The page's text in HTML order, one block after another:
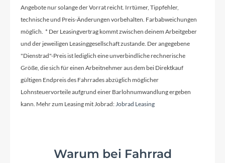
Lenker
Aluminium
Black Matt
Angebote nur solange der Vorrat reicht. Irrtümer, Tippfehler,
technische und Preis-Änderungen vorbehalten. Farbabweichungen
möglich. * Der Leasingvertrag kommt zwischen deinem Arbeitgeber
und der jeweiligen Leasinggesellschaft zustande. Der angegebene
"Dienstrad"-Preis ist lediglich eine unverbindliche rechnerische
Größe, die sich für einen Arbeitnehmer aus dem bei Direktkauf
gültigen Endpreis des Fahrrades abzüglich möglicher
Lohnsteuervorteile aufgrund einer Barlohnumwandlung ergeben
kann. Mehr zum Leasing mit Jobrad:Jobrad Leasing
Warum bei Fahrrad